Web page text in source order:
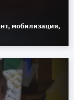
мобилизация,